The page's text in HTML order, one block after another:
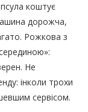
коштує
дорожча,
Рожкова з
Не
інколи трохи
сервісом.